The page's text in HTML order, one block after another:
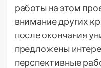
работы на этом
внимание других
после окончания
предложены
перспективные